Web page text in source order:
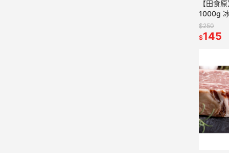
【田食
1000g
番薯 養
美食 好
$250
$145